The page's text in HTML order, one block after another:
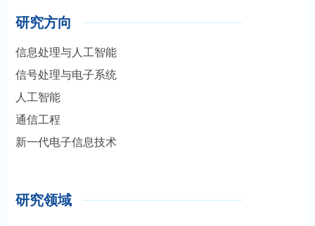
研究方向
信息处理与人工智能
信号处理与电子系统
人工智能
通信工程
新一代电子信息技术
研究领域